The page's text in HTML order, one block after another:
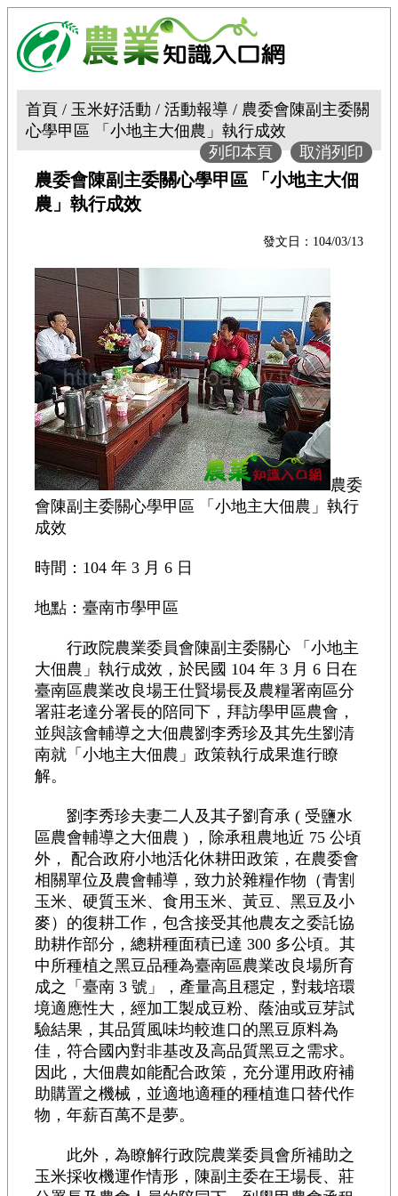
首頁 / 玉米好活動 / 活動報導 / 農委會陳副主委關
心學甲區 「小地主大佃農」執行成效
取消列印
列印本頁
農委會陳副主委關心學甲區 「小地主大佃
農」執行成效
發文日：104/03/13
農委
會陳副主委關心學甲區 「小地主大佃農」執行
成效
時間：104 年 3 月 6 日
地點：臺南市學甲區
行政院農業委員會陳副主委關心 「小地主
大佃農」執行成效，於民國 104 年 3 月 6 日在
臺南區農業改良場王仕賢場長及農糧署南區分
署莊老達分署長的陪同下，拜訪學甲區農會，
並與該會輔導之大佃農劉李秀珍及其先生劉清
南就「小地主大佃農」政策執行成果進行瞭
解。
劉李秀珍夫妻二人及其子劉育承 ( 受鹽水
區農會輔導之大佃農 ) ，除承租農地近 75 公頃
外， 配合政府小地活化休耕田政策，在農委會
相關單位及農會輔導，致力於雜糧作物（青割
玉米、硬質玉米、食用玉米、黃豆、黑豆及小
麥）的復耕工作，包含接受其他農友之委託協
助耕作部分，總耕種面積已達 300 多公頃。其
中所種植之黑豆品種為臺南區農業改良場所育
成之「臺南 3 號」，產量高且穩定，對栽培環
境適應性大，經加工製成豆粉、蔭油或豆芽試
驗結果，其品質風味均較進口的黑豆原料為
佳，符合國內對非基改及高品質黑豆之需求。
因此，大佃農如能配合政策，充分運用政府補
助購置之機械，並適地適種的種植進口替代作
物，年薪百萬不是夢。
此外，為瞭解行政院農業委員會所補助之
玉米採收機運作情形，陳副主委在王場長、莊